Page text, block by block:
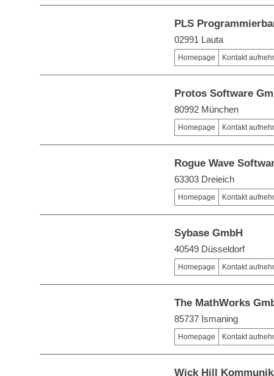
PLS
02991 Lauta
Homepage Kontakt
Protos Software
80992 München
Homepage Kontakt
Rogue Wave
63303 Dreieich
Homepage Kontakt
Sybase GmbH
40549 Düsseldorf
Homepage Kontakt
The MathWorks
85737 Ismaning
Homepage Kontakt
Wick Hill